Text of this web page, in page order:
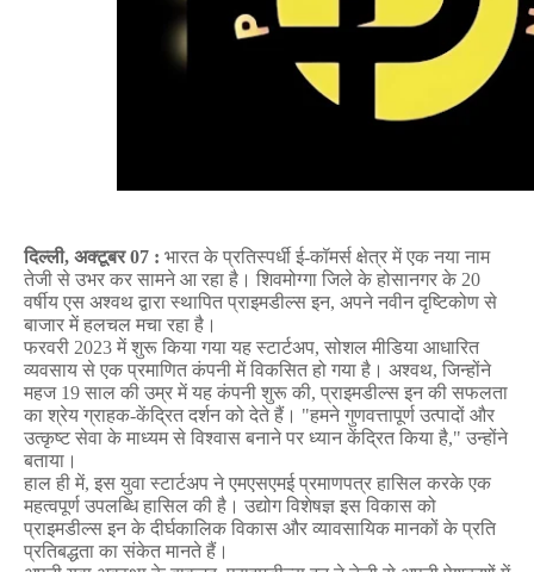
दिल्ली, अक्टूबर07 : भारत के प्रतिस्पर्धी ई-कॉमर्स क्षेत्र में एक नया नाम
तेजी से उभर कर सामने आ रहा है। शिवमोग्गा जिले के होसानगर के 20
वर्षीय एस अश्वथ द्वारा स्थापित प्राइमडील्स इन, अपने नवीन दृष्टिकोण से
बाजार में हलचल मचा रहा है।
फरवरी 2023 में शुरू किया गया यह स्टार्टअप, सोशल मीडिया आधारित
व्यवसाय से एक प्रमाणित कंपनी में विकसित हो गया है। अश्वथ, जिन्होंने
महज 19 साल की उम्र में यह कंपनी शुरू की, प्राइमडील्स इन की सफलता
का श्रेय ग्राहक-केंद्रित दर्शन को देते हैं। "हमने गुणवत्तापूर्ण उत्पादों और
उत्कृष्ट सेवा के माध्यम से विश्वास बनाने पर ध्यान केंद्रित किया है," उन्होंने
बताया।
हाल ही में, इस युवा स्टार्टअप ने एमएसएमई प्रमाणपत्र हासिल करके एक
महत्वपूर्ण उपलब्धि हासिल की है। उद्योग विशेषज्ञ इस विकास को
प्राइमडील्स इन के दीर्घकालिक विकास और व्यावसायिक मानकों के प्रति
प्रतिबद्धता का संकेत मानते हैं।